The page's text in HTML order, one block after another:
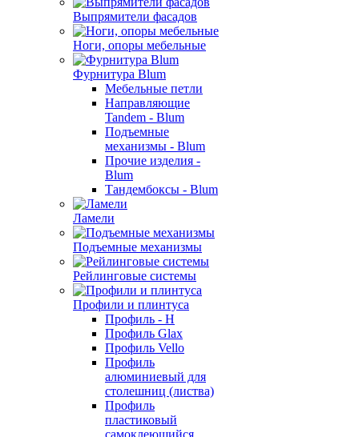
Выпрямители фасадов
Ноги, опоры мебельные
Фурнитура Blum
Мебельные петли
Направляющие
Tandem - Blum
Подъемные
механизмы - Blum
Прочие изделия -
Blum
Тандембоксы - Blum
Ламели
Подъемные механизмы
Рейлинговые системы
Профили и плинтуса
Профиль - H
Профиль Glax
Профиль Vello
Профиль
алюминиевый для
столешниц (листва)
Профиль
пластиковый
самоклеющийся